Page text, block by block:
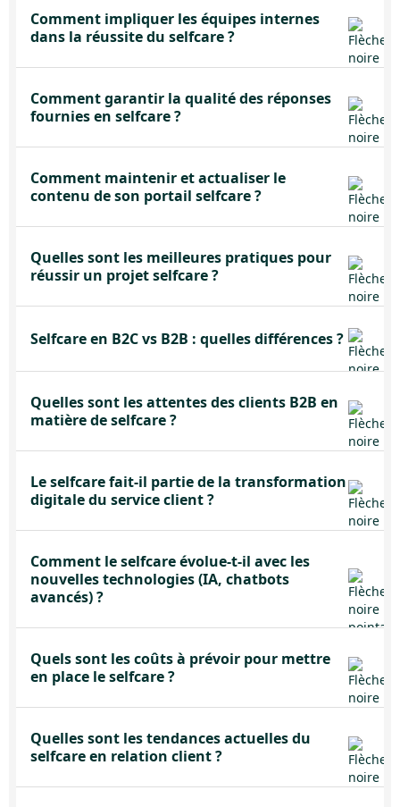
Comment impliquer les équipes internes
dans la réussite du selfcare ?
Comment garantir la qualité des réponses
fournies en selfcare ?
Comment maintenir et actualiser le
contenu de son portail selfcare ?
Quelles sont les meilleures pratiques pour
réussir un projet selfcare ?
Selfcare en B2C vs B2B : quelles différences ?
Quelles sont les attentes des clients B2B en
matière de selfcare ?
Le selfcare fait-il partie de la transformation
digitale du service client ?
Comment le selfcare évolue-t-il avec les
nouvelles technologies (IA, chatbots
avancés) ?
Quels sont les coûts à prévoir pour mettre
en place le selfcare ?
Quelles sont les tendances actuelles du
selfcare en relation client ?